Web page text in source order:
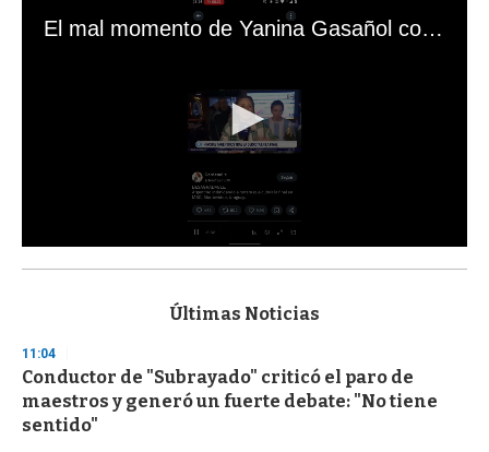
El mal momento de Yanina Gasañol con un hincha argentino en "Subrayado"
s
d
s
o
f
3
Últimas Noticias
11:04
Conductor de "Subrayado" criticó el paro de
maestros y generó un fuerte debate: "No tiene
sentido"